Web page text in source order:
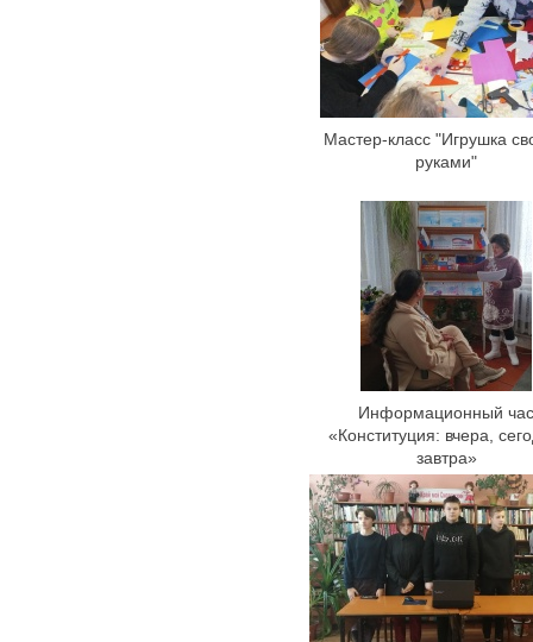
Мастер-класс "Игрушка
руками"
Информационный час
«Конституция: вчера,
завтра»